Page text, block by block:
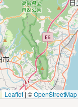
Leaflet | ©OpenStreetMap